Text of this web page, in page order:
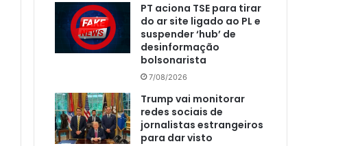
PT aciona TSE para tirar
do ar site ligado ao PL e
suspender ‘hub’ de
desinformação
bolsonarista
7/08/2026
Trump vai monitorar
redes sociais de
jornalistas estrangeiros
para dar visto